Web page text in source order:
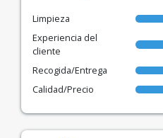
Limpieza
Experiencia del
cliente
Recogida/Entrega
Calidad/Precio